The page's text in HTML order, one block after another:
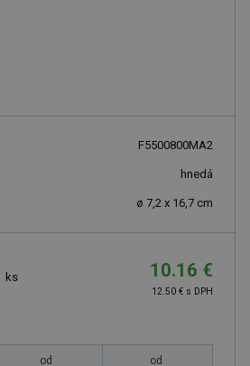
F5500800MA2
hnedá
ø 7,2 x 16,7 cm
ks 10.16 €
12.50 € s DPH
od
od